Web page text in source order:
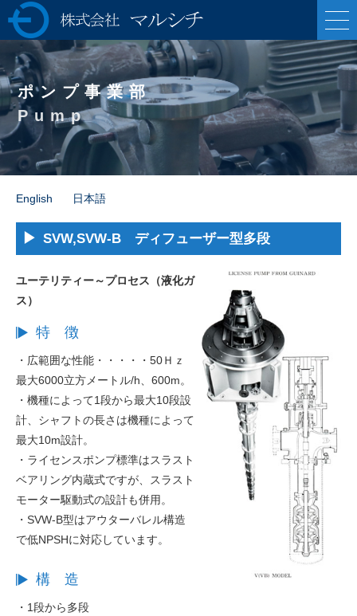
株式会社マルシ
チ 各種ポンプの製
造販売・油圧プレ
ス機械の専業メー
カー
ポンプ事業部
Pump
English 日本語
SVW,SVW-B ディフューザー型多段
ユーテリティー～プロセス（液化ガ
ス）
特 徴
・広範囲な性能・・・・・50Ｈｚ
最大6000立方メートル/h、600m。
・機種によって1段から最大10段設
計、シャフトの長さは機種によって
最大10m設計。
・ライセンスポンプ標準はスラスト
ベアリング内蔵式ですが、スラスト
モーター駆動式の設計も併用。
・SVW-B型はアウターバレル構造
で低NPSHに対応しています。
構 造
・1段から多段